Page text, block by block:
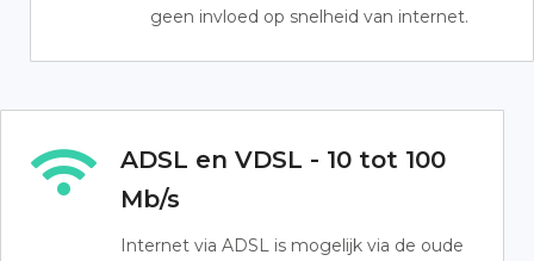
geen invloed op snelheid van internet.
ADSL en VDSL - 10 tot 100
Mb/s
Internet via ADSL is mogelijk via de oude